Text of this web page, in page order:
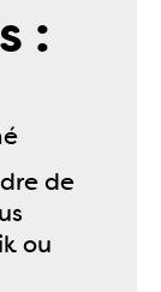
:
de
ou